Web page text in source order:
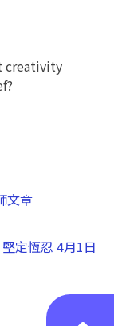
creativity
文章
堅定恆忍 4月1日